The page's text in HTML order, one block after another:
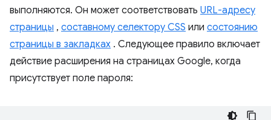
выполняются. Он может соответствовать URL-адресу
страницы , составному селектору CSS или состоянию
страницы в закладках . Следующее правило включает
действие расширения на страницах Google, когда
присутствует поле пароля: